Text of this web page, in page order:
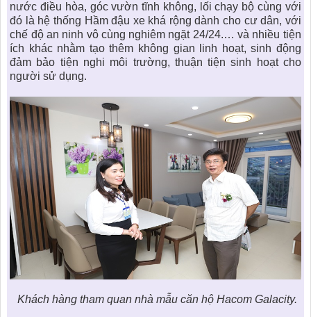
nước điều hòa, góc vườn tĩnh không, lối chạy bộ cùng với
đó là hệ thống Hầm đậu xe khá rộng dành cho cư dân, với
chế độ an ninh vô cùng nghiêm ngặt 24/24.… và nhiều tiện
ích khác nhằm tạo thêm không gian linh hoạt, sinh động
đảm bảo tiện nghi môi trường, thuận tiện sinh hoạt cho
người sử dụng.
Khách hàng tham quan nhà mẫu căn hộ Hacom Galacity.